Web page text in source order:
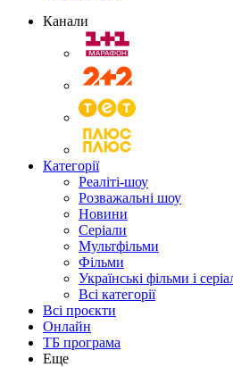
Канали
Категорії
Реаліті-шоу
Розважальні шоу
Новини
Серіали
Мультфільми
Фільми
Українські фільми і
Всі категорії
Всі проєкти
Онлайн
ТБ програма
Еще